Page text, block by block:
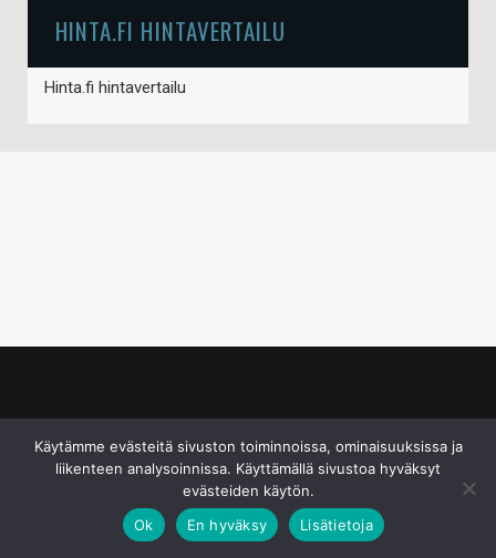
HINTA.FI HINTAVERTAILU
Hinta.fi hintavertailu
Käytämme evästeitä sivuston toiminnoissa, ominaisuuksissa ja
liikenteen analysoinnissa. Käyttämällä sivustoa hyväksyt
evästeiden käytön.
Ok
En hyväksy Lisätietoja